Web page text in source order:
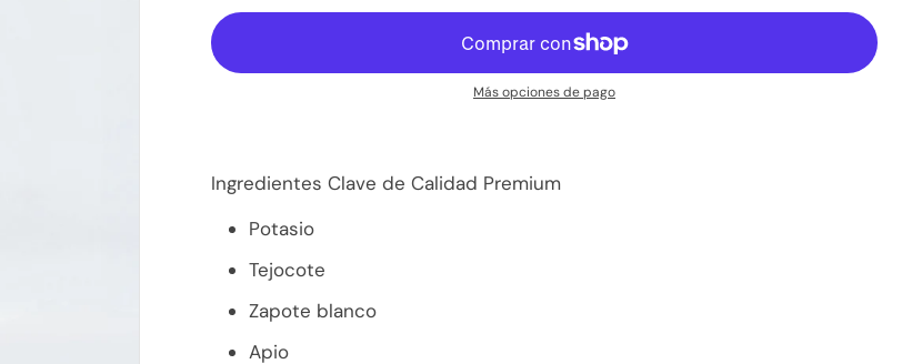
Más opciones de pago
Ingredientes Clave de Calidad Premium
Potasio
Tejocote
Zapote blanco
Apio